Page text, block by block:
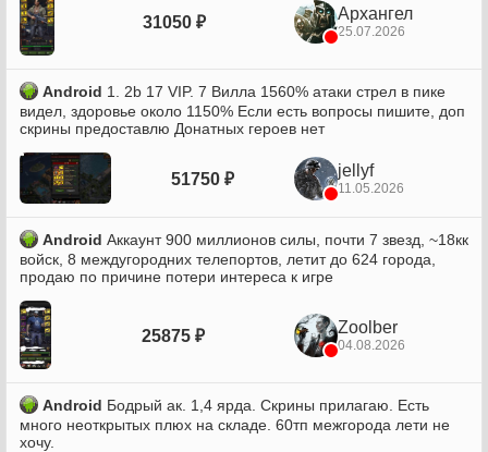
31050 ₽ Архангел
25.07.2026
Android 1. 2b 17 VIP. 7 Вилла 1560% атаки стрел в пике
видел, здоровье около 1150% Если есть вопросы пишите, доп
скрины предоставлю Донатных героев нет
51750 ₽ jellyf
11.05.2026
Android Аккаунт 900 миллионов силы, почти 7 звезд, ~18кк
войск, 8 междугородних телепортов, летит до 624 города,
продаю по причине потери интереса к игре
25875 ₽ Zoolber
04.08.2026
Android Бодрый ак. 1,4 ярда. Скрины прилагаю. Есть
много неоткрытых плюх на складе. 60тп межгорода лети не
хочу.